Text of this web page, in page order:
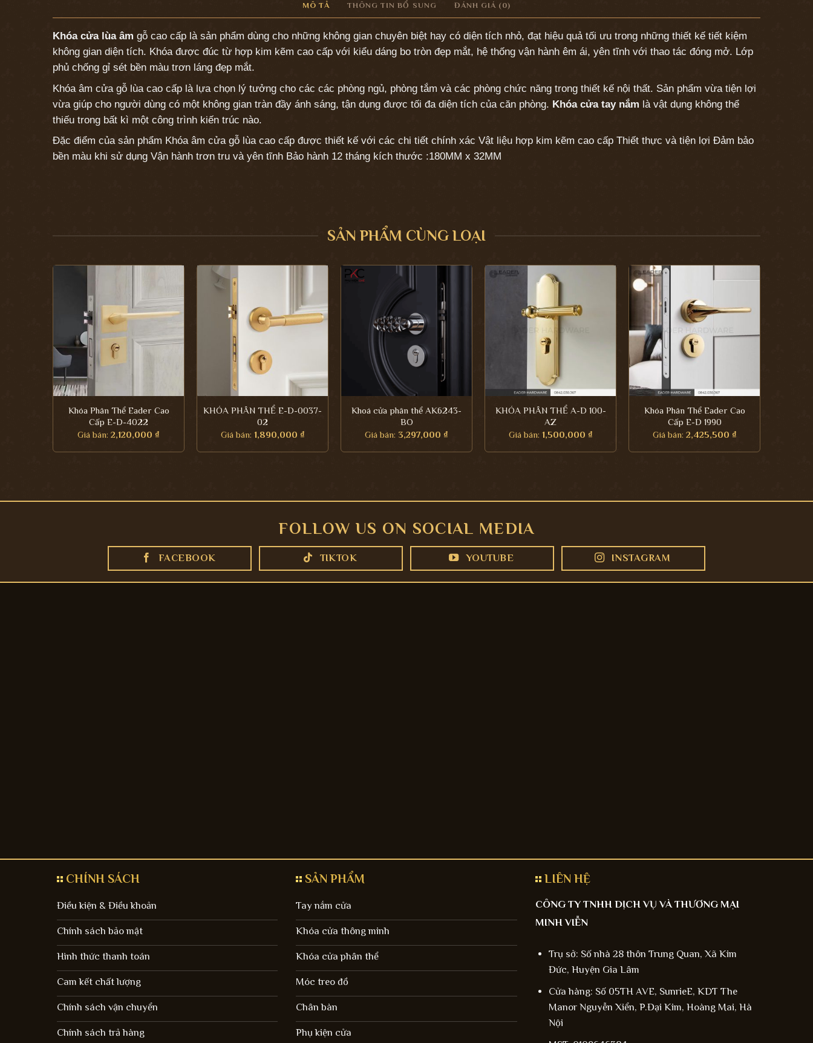
MÔ TẢ THÔNG TIN BỔ SUNG ĐÁNH GIÁ (0)
Khóa cửa lùa âm gỗ cao cấp là sản phẩm dùng cho những không gian chuyên biệt hay có diện tích nhỏ, đạt hiệu quả tối ưu trong những thiết kế tiết kiệm
không gian diện tích. Khóa được đúc từ hợp kim kẽm cao cấp với kiểu dáng bo tròn đẹp mắt, hệ thống vận hành êm ái, yên tĩnh với thao tác đóng mở. Lớp
phủ chống gỉ sét bền màu trơn láng đẹp mắt.
Khóa âm cửa gỗ lùa cao cấp là lựa chọn lý tưởng cho các các phòng ngủ, phòng tắm và các phòng chức năng trong thiết kế nội thất. Sản phẩm vừa tiện lợi
vừa giúp cho người dùng có một không gian tràn đầy ánh sáng, tận dụng được tối đa diện tích của căn phòng. Khóa cửa tay nắm là vật dụng không thể
thiếu trong bất kì một công trình kiến trúc nào.
Đặc điểm của sản phẩm Khóa âm cửa gỗ lùa cao cấp được thiết kế với các chi tiết chính xác Vật liệu hợp kim kẽm cao cấp Thiết thực và tiện lợi Đảm bảo
bền màu khi sử dụng Vận hành trơn tru và yên tĩnh Bảo hành 12 tháng kích thước :180MM x 32MM
SẢN PHẨM CÙNG LOẠI
Khóa Phân Thể Eader Cao
Cấp E-D-4022
Giá bán: 2,120,000 ₫
KHÓA PHÂN THỂ E-D-0037-
02
Giá bán: 1,890,000 ₫
Khoá cửa phân thể AK6243-
BO
Giá bán: 3,297,000 ₫
KHÓA PHÂN THỂ A-D 100-
AZ
Giá bán: 1,500,000 ₫
Khóa Phân Thể Eader Cao
Cấp E-D 1990
Giá bán: 2,425,500 ₫
FOLLOW US ON SOCIAL MEDIA
FACEBOOK TIKTOK YOUTUBE INSTAGRAM
CHÍNH SÁCH
Điều kiện & Điều khoản
Chính sách bảo mật
Hình thức thanh toán
Cam kết chất lượng
Chính sách vận chuyển
Chính sách trả hàng
SẢN PHẨM
Tay nắm cửa
Khóa cửa thông minh
Khóa cửa phân thể
Móc treo đồ
Chân bàn
Phụ kiện cửa
LIÊN HỆ
CÔNG TY TNHH DỊCH VỤ VÀ THƯƠNG MẠI
MINH VIỄN
Trụ sở: Số nhà 28 thôn Trung Quan, Xã Kim
Đức, Huyện Gia Lâm
Cửa hàng: Số 05TH AVE, SunrieE, KDT The
Manor Nguyễn Xiển, P.Đại Kim, Hoàng Mai, Hà
Nội